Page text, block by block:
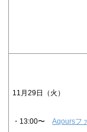
11月29日（火）
・13:00〜Aqoursフ